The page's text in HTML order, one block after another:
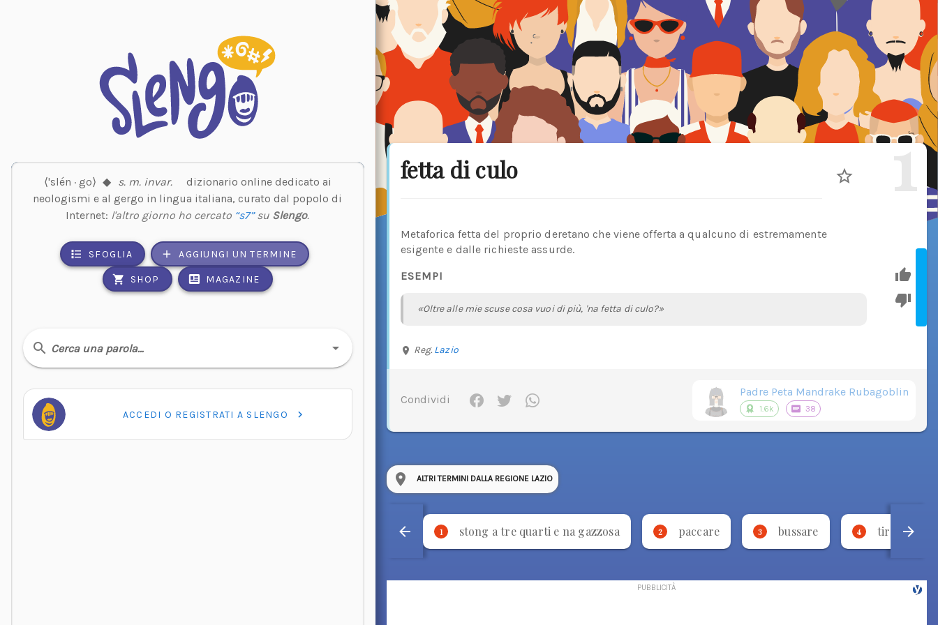
⟨'slén · go⟩ ◆ s. m. invar.
dizionario online dedicato ai
neologismi e al gergo in lingua italiana, curato dal popolo di
Internet: l'altro giorno ho cercato “s7”su Slengo.
SFOGLIA AGGIUNGI UN TERMINE
SHOP MAGAZINE
Cerca una parola…
ACCEDI O REGISTRATI A SLENGO
fetta di culo 1
Metaforica fetta del proprio deretano che viene offerta a qualcuno di estremamente
esigente e dalle richieste assurde.
ESEMPI
«Oltre alle mie scuse cosa vuoi di più, 'na fetta di culo?»
Reg. Lazio
Condividi
Padre Peta Mandrake Rubagoblin
1.6k 38
ALTRI TERMINI DALLA REGIONE LAZIO
1 stong a tre quarti e na gazzosa 2 paccare 3 bussare 4 tirasse per